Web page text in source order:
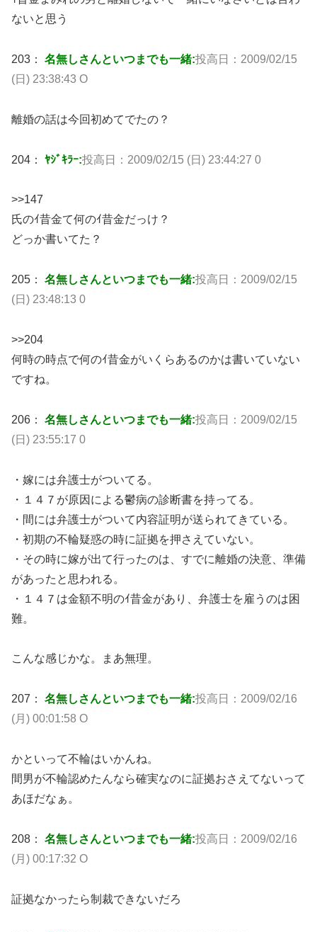
ないと思う
203： 名無しさんといつまでも一緒:投高日：2009/02/15
(日) 23:38:43 O
離婚の話は今回初めてでたの？
204： ﾔｼﾞｷﾗｰ:投高日：2009/02/15 (日) 23:44:27 0
>>147
氏のｲ昔金て何のｲ昔金だっけ？
どっか書いてた？
205： 名無しさんといつまでも一緒:投高日：2009/02/15
(日) 23:48:13 0
>>204
何時の時点で何のｲ昔金がいくらあるのかは書いていない
ですね。
206： 名無しさんといつまでも一緒:投高日：2009/02/15
(日) 23:55:17 0
・嫁には弁護士がついてる。
・１４７が原因による鬱病の診断書を持ってる。
・間には弁護士がついて内容証明が送られてきている。
・初期の不輪疑惑の時に証拠を押さえていない。
・その時に嫁が出て行ったのは、すでに離婚の決意、準備
があったと思われる。
・１４７は金額不明のｲ昔金があり、弁護士を雇うのは困
難。
こんな感じかな。まあ無理。
207： 名無しさんといつまでも一緒:投高日：2009/02/16
(月) 00:01:58 O
かといって不輪はいかんね。
間男が不輪認めたんなら確実なのに証拠おさえてないって
あほだなぁ。
208： 名無しさんといつまでも一緒:投高日：2009/02/16
(月) 00:17:32 O
証拠なかったら制裁できないだろ